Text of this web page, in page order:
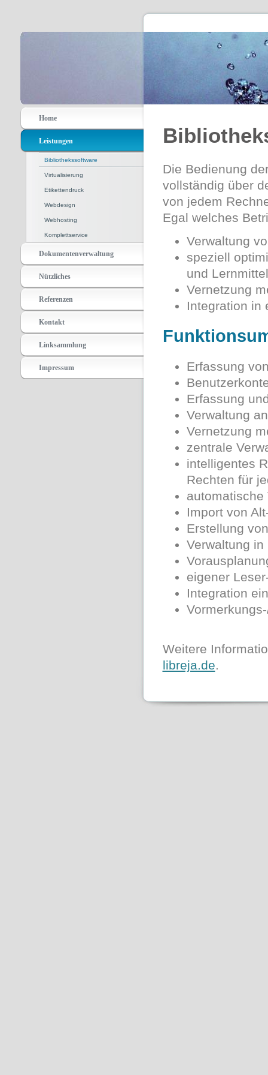
Home
Leistungen
Bibliothekssoftware
Virtualisierung
Etikettendruck
Webdesign
Webhosting
Komplettservice
Dokumentenverwaltung
Nützliches
Referenzen
Kontakt
Linksammlung
Impressum
Die Bedienung
vollständig über
von jedem
Egal welches
Verwaltung
speziell
und
Vernetzung
Integration in
Erfassung
Erfassung
Verwaltung
Vernetzung
zentrale
intelligentes
Rechten für
automatische
Import von
Erstellung
Verwaltung
eigener
Integration
Weitere
libreja.de.